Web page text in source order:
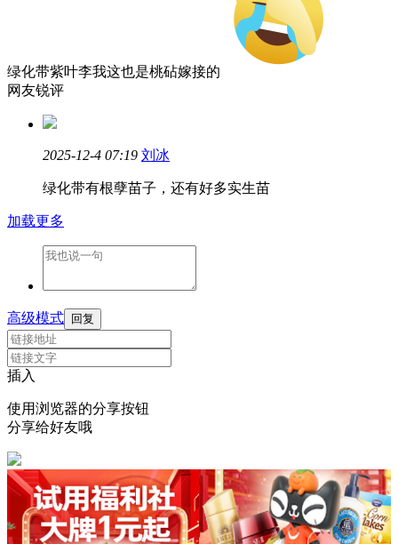
绿化带紫叶李我这也是桃砧嫁接的
网友锐评
2025-12-4 07:19 刘冰
绿化带有根孽苗子，还有好多实生苗
加载更多
高级模式 回复
插入
使用浏览器的分享按钮
分享给好友哦